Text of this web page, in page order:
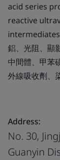
acid series
reactive
鋁、光阻、顯
中間體、甲苯
外線吸收劑、
Address:
No. 30,
Guanyin